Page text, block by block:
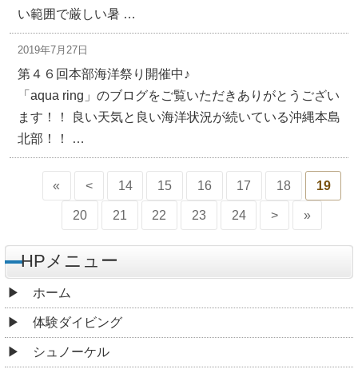
い範囲で厳しい暑 …
2019年7月27日
第４６回本部海洋祭り開催中♪
「aqua ring」のブログをご覧いただきありがとうござい
ます！！ 良い天気と良い海洋状況が続いている沖縄本島
北部！！ …
« < 14 15 16 17 18 19
20 21 22 23 24 > »
HPメニュー
ホーム
体験ダイビング
シュノーケル